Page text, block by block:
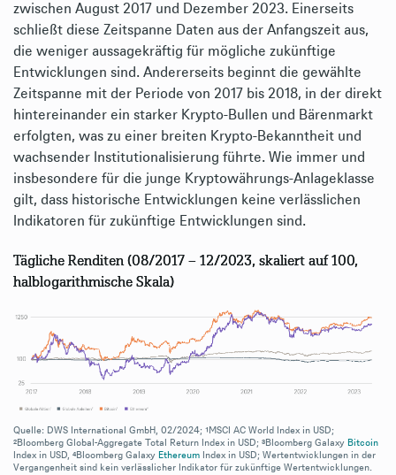
zwischen August 2017 und Dezember 2023. Einerseits
schließt diese Zeitspanne Daten aus der Anfangszeit aus,
die weniger aussagekräftig für mögliche zukünftige
Entwicklungen sind. Andererseits beginnt die gewählte
Zeitspanne mit der Periode von 2017 bis 2018, in der direkt
hintereinander ein starker Krypto-Bullen und Bärenmarkt
erfolgten, was zu einer breiten Krypto-Bekanntheit und
wachsender Institutionalisierung führte. Wie immer und
insbesondere für die junge Kryptowährungs-Anlageklasse
gilt, dass historische Entwicklungen keine verlässlichen
Indikatoren für zukünftige Entwicklungen sind.
Tägliche Renditen (08/2017 – 12/2023, skaliert auf 100,
halblogarithmische Skala)
Quelle: DWS International GmbH, 02/2024; ¹MSCI AC World Index in USD;
²Bloomberg Global-Aggregate Total Return Index in USD; ³Bloomberg Galaxy Bitcoin
Index in USD, ⁴Bloomberg Galaxy Ethereum Index in USD; Wertentwicklungen in der
Vergangenheit sind kein verlässlicher Indikator für zukünftige Wertentwicklungen.